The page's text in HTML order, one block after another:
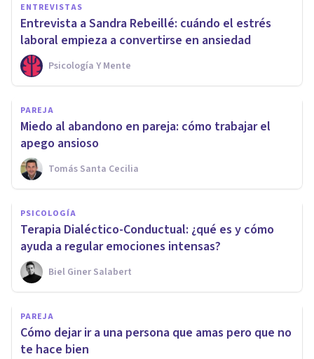
ENTREVISTAS
Entrevista a Sandra Rebeillé: cuándo el estrés
laboral empieza a convertirse en ansiedad
Psicología Y Mente
PAREJA
Miedo al abandono en pareja: cómo trabajar el
apego ansioso
Tomás Santa Cecilia
PSICOLOGÍA
Terapia Dialéctico-Conductual: ¿qué es y cómo
ayuda a regular emociones intensas?
Biel Giner Salabert
PAREJA
Cómo dejar ir a una persona que amas pero que no
te hace bien